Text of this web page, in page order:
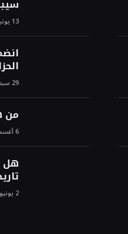
13 يونيو,2023
29 سبتمبر,2023
من
6 أغسطس,2020
هل
لأن
2 يونيو,2023